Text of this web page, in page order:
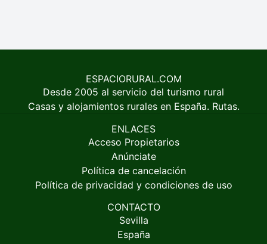
ESPACIORURAL.COM
Desde 2005 al servicio del turismo rural
Casas y alojamientos rurales en España. Rutas.
ENLACES
Acceso Propietarios
Anúnciate
Política de cancelación
Política de privacidad y condiciones de uso
CONTACTO
Sevilla
España